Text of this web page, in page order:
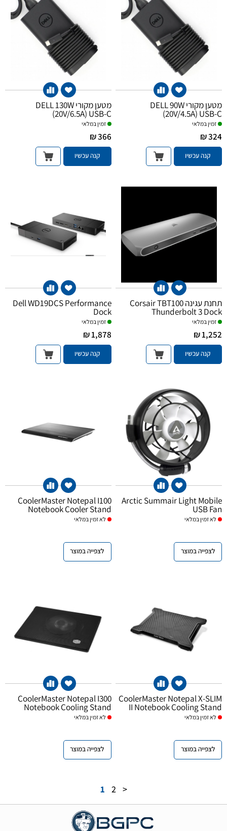
מטען מקורי DELL 90W
(20V/4.5A) USB-C
זמין במלאי
324 ₪
קנה עכשיו
מטען מקורי DELL 130W
(20V/6.5A) USB-C
זמין במלאי
366 ₪
קנה עכשיו
תחנת עגינה Corsair TBT100
Thunderbolt 3 Dock
זמין במלאי
1,252 ₪
קנה עכשיו
Dell WD19DCS Performance
Dock
זמין במלאי
1,878 ₪
קנה עכשיו
Arctic Summair Light Mobile
USB Fan
לאזמין במלאי
לצפייה במוצר
CoolerMaster Notepal I100
Notebook Cooler Stand
לאזמין במלאי
לצפייה במוצר
CoolerMaster Notepal X-SLIM
II Notebook Cooling Stand
לאזמין במלאי
לצפייה במוצר
CoolerMaster Notepal I300
Notebook Cooling Stand
לאזמין במלאי
לצפייה במוצר
1 2 >